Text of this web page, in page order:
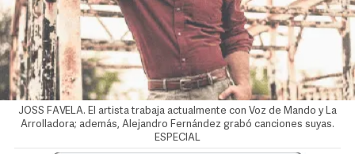
JOSS FAVELA. El artista trabaja actualmente con Voz de Mando y La
Arrolladora; además, Alejandro Fernández grabó canciones suyas.
ESPECIAL